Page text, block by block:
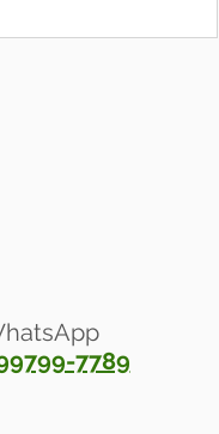
7789